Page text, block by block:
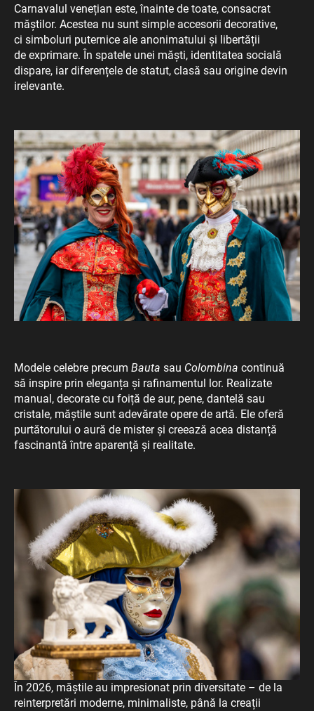
Carnavalul venețian este, înainte de toate, consacrat
măștilor. Acestea nu sunt simple accesorii decorative,
ci simboluri puternice ale anonimatului și libertății
de exprimare. În spatele unei măști, identitatea socială
dispare, iar diferențele de statut, clasă sau origine devin
irelevante.
Modele celebre precum Bauta sau Colombina continuă
să inspire prin eleganța și rafinamentul lor. Realizate
manual, decorate cu foiță de aur, pene, dantelă sau
cristale, măștile sunt adevărate opere de artă. Ele oferă
purtătorului o aură de mister și creează acea distanță
fascinantă între aparență și realitate.
În 2026, măștile au impresionat prin diversitate – de la
reinterpretări moderne, minimaliste, până la creații